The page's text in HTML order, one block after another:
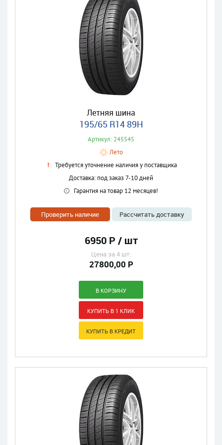
Летняя шина
195/65 R14 89H
Артикул: 245545
Лето
Требуется уточнение наличия у поставщика
Доставка: под заказ 7-10 дней
Гарантия на товар 12 месяцев!
Проверить наличие Рассчитать доставку
6950 Р / шт
Цена за 4 шт:
27800,00 Р